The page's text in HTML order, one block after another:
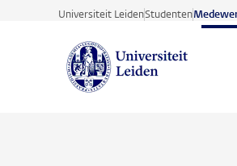
Ga direct naar de inhoud
Universiteit LeidenStudenten